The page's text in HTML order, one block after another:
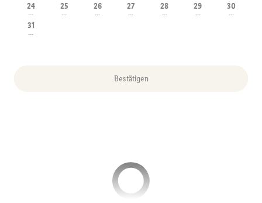
24
---
25
---
26
---
27
---
28
---
29
---
30
---
31
---
Bestätigen